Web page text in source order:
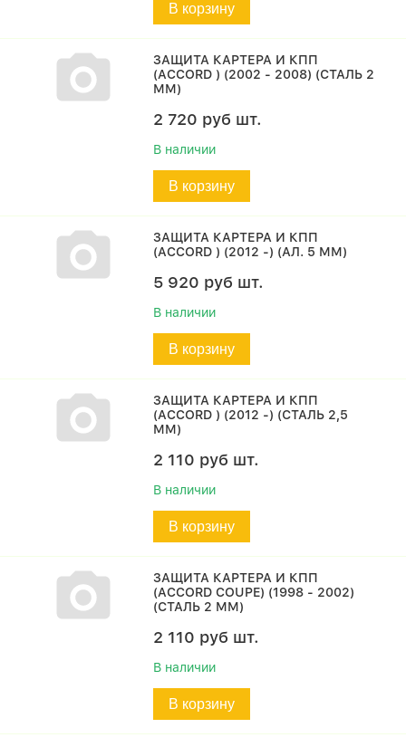
В корзину
ЗАЩИТА КАРТЕРА И КПП
(ACCORD ) (2002 - 2008) (СТАЛЬ 2
ММ)
2 720 руб шт.
В наличии
В корзину
ЗАЩИТА КАРТЕРА И КПП
(ACCORD ) (2012 -) (АЛ. 5 ММ)
5 920 руб шт.
В наличии
В корзину
ЗАЩИТА КАРТЕРА И КПП
(ACCORD ) (2012 -) (СТАЛЬ 2,5
ММ)
2 110 руб шт.
В наличии
В корзину
ЗАЩИТА КАРТЕРА И КПП
(ACCORD COUPE) (1998 - 2002)
(СТАЛЬ 2 ММ)
2 110 руб шт.
В наличии
В корзину